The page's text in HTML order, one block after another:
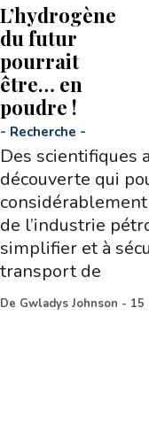
L’hydrogène
du futur
pourrait
être… en
poudre !
- Recherche -
Des scientifiques
découverte qui
de l’industrie
simplifier et à
transport de
De Gwladys Johnson - 15